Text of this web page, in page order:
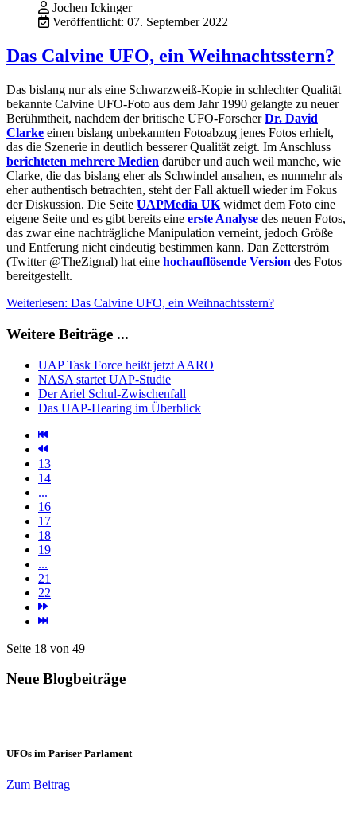
Jochen Ickinger
Veröffentlicht: 07. September 2022
Das Calvine UFO, ein Weihnachtsstern?
Das bislang nur als eine Schwarzweiß-Kopie in schlechter Qualität
bekannte Calvine UFO-Foto aus dem Jahr 1990 gelangte zu neuer
Berühmtheit, nachdem der britische UFO-ForscherDr. David
Clarke einen bislang unbekannten Fotoabzug jenes Fotos erhielt,
das die Szenerie in deutlich besserer Qualität zeigt. Im Anschluss
berichteten mehrere Medien darüber und auch weil manche, wie
Clarke, die das bislang eher als Schwindel ansahen, es nunmehr als
eher authentisch betrachten, steht der Fall aktuell wieder im Fokus
der Diskussion. Die Seite UAPMedia UK widmet dem Foto eine
eigene Seite und es gibt bereits eine erste Analyse des neuen Fotos,
das zwar eine nachträgliche Manipulation verneint, jedoch Größe
und Entferung nicht eindeutig bestimmen kann. Dan Zetterström
(Twitter @TheZignal) hat eine hochauflösende Version des Fotos
bereitgestellt.
Weiterlesen: Das Calvine UFO, ein Weihnachtsstern?
Weitere Beiträge ...
UAP Task Force heißt jetzt AARO
NASA startet UAP-Studie
Der Ariel Schul-Zwischenfall
Das UAP-Hearing im Überblick
13
14
...
16
17
18
19
...
21
22
Seite 18 von 49
Neue Blogbeiträge
UFOs im Pariser Parlament
Zum Beitrag